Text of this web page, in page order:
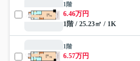
1階
6.46万円
1階 / 25.23㎡ / 1K
1階
6.57万円